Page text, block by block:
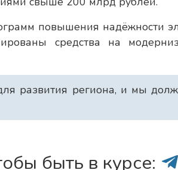
повышения надёжности
средства на
развития региона, и мы
быть в курсе: